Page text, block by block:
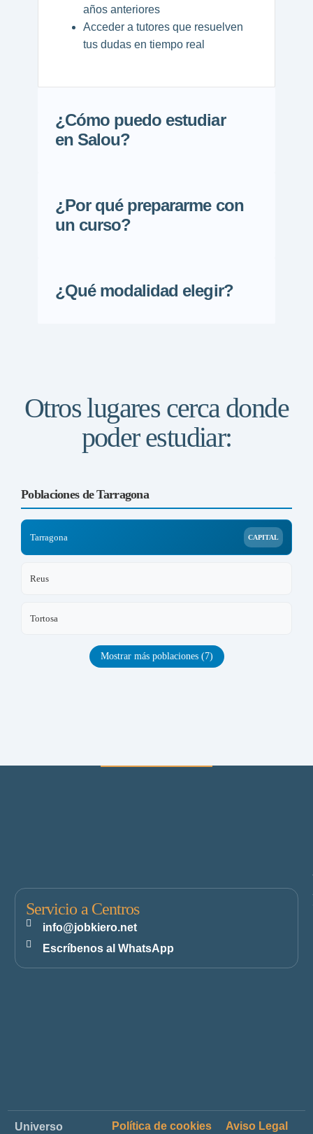
años anteriores
Acceder a tutores que resuelven
tus dudas en tiempo real
¿Cómo puedo estudiar
en Salou?
¿Por qué prepararme con
un curso?
¿Qué modalidad elegir?
Otros lugares cerca donde
poder estudiar:
Poblaciones de Tarragona
Tarragona CAPITAL
Reus
Tortosa
Mostrar más poblaciones (7)
Servicio a Centros
info@jobkiero.net
Escríbenos al WhatsApp
Universo
Política de cookies
Aviso Legal